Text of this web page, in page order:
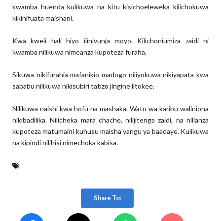
kwamba huenda kulikuwa na kitu kisichoeleweka kilichokuwa
kikinifuata maishani.
Kwa kweli hali hiyo ilinivunja moyo. Kilichoniumiza zaidi ni
kwamba nilikuwa nimeanza kupoteza furaha.
Sikuwa nikifurahia mafanikio madogo niliyokuwa nikiyapata kwa
sababu nilikuwa nikisubiri tatizo jingine litokee.
Nilikuwa naishi kwa hofu na mashaka. Watu wa karibu waliniona
nikibadilika. Nilicheka mara chache, nilijitenga zaidi, na nilianza
kupoteza matumaini kuhusu maisha yangu ya baadaye. Kulikuwa
na kipindi nilihisi nimechoka kabisa.
Share To: